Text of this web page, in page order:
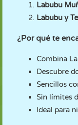
Labubu
Labubu y
¿Por qué te
Combina
Descubre
Sencillos
Sin límites
Ideal para